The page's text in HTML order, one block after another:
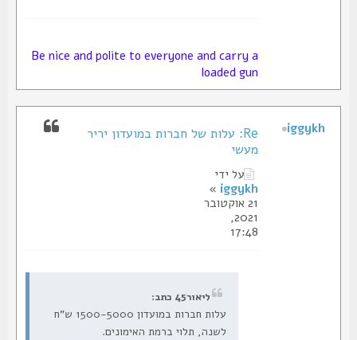
Be nice and polite to everyone and carry a
loaded gun
Re: עלות של חברות במועדון יריר
מעשי
על ידי
iggykh
»
21 אוקטובר
2021,
17:48
ליאור45 כתב:
עלות חברות במועדון 1500-5000 ש"ח
לשנה, תלוי ברמת האימונים.
iggykh